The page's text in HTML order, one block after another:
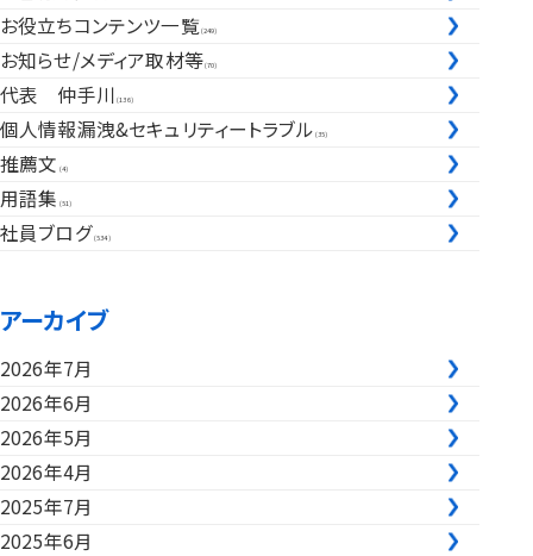
お役立ちコンテンツ一覧(249)
お知らせ/メディア取材等(70)
代表 仲手川 (136)
個人情報漏洩&セキュリティートラブル (35)
推薦文 (4)
用語集 (51)
社員ブログ(534)
アーカイブ
2026年7月
2026年6月
2026年5月
2026年4月
2025年7月
2025年6月